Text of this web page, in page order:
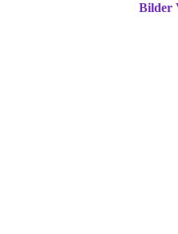
Bilder